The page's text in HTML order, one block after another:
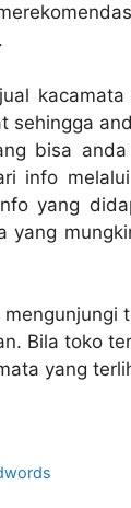
sehingga
bisa
info
yang
yang
Bila toko
yang